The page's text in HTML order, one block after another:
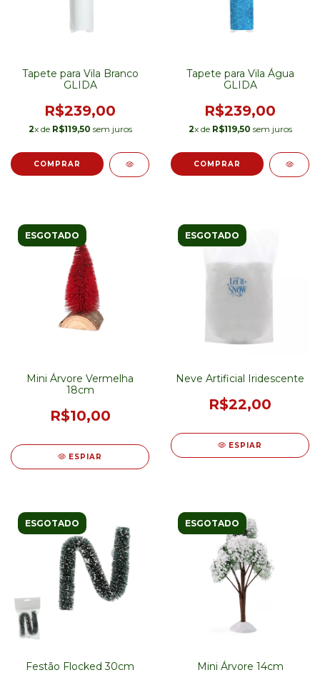
Tapete para Vila Branco
GLIDA
R$239,00
2x de R$119,50 sem juros
Tapete para Vila Água
GLIDA
R$239,00
2x de R$119,50 sem juros
ESGOTADO
Mini Árvore Vermelha
18cm
R$10,00
ESPIAR
ESGOTADO
Neve Artificial Iridescente
R$22,00
ESPIAR
ESGOTADO
Festão Flocked 30cm
ESGOTADO
Mini Árvore 14cm